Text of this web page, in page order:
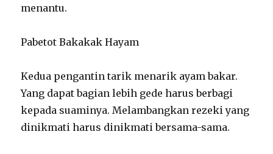
menantu.
Pabetot Bakakak Hayam
Kedua pengantin tarik menarik ayam bakar.
Yang dapat bagian lebih gede harus berbagi
kepada suaminya. Melambangkan rezeki yang
dinikmati harus dinikmati bersama-sama.